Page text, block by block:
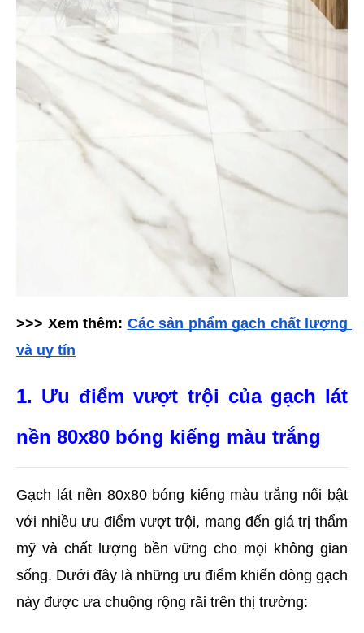
>>> Xem thêm: Các sản phẩm gạch chất lượng
và uy tín
1. Ưu điểm vượt trội của gạch lát
nền 80x80 bóng kiếng màu trắng
Gạch lát nền 80x80 bóng kiếng màu trắng nổi bật
với nhiều ưu điểm vượt trội, mang đến giá trị thẩm
mỹ và chất lượng bền vững cho mọi không gian
sống. Dưới đây là những ưu điểm khiến dòng gạch
này được ưa chuộng rộng rãi trên thị trường: